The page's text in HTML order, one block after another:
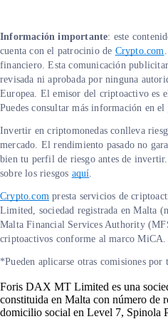
Información importante: este
cuenta con el patrocinio de Crypto.com
financiero. Esta comunicación
revisada ni aprobada por ninguna
Europea. El emisor del criptoactivo es
Puedes consultar más información en el
Invertir en criptomonedas conlleva
mercado. El rendimiento pasado no
bien tu perfil de riesgo antes de
sobre los riesgos aquí.
Crypto.com presta servicios de
Limited, sociedad registrada en Malta
Malta Financial Services Authority
criptoactivos conforme al marco MiCA.
*Pueden aplicarse otras comisiones por
Foris DAX MT Limited es una
constituida en Malta con número de
domicilio social en Level 7,